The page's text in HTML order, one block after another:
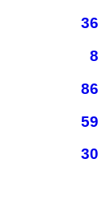
36
8
86
59
30